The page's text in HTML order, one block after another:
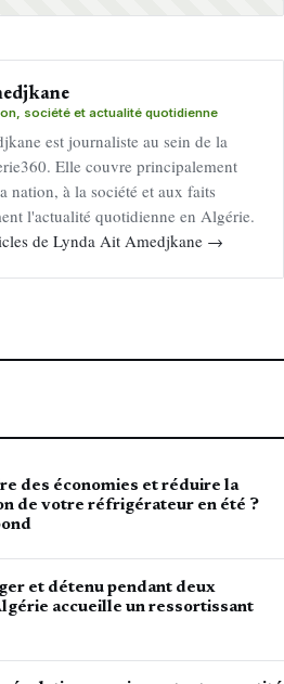
société et actualité quotidienne
est journaliste au sein de la
Elle couvre principalement
nation, à la société et aux faits
l'actualité quotidienne en Algérie.
de Lynda Ait Amedjkane →
des économies et réduire la
de votre réfrigérateur en été ?
et détenu pendant deux
accueille un ressortissant